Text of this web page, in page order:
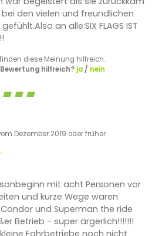
den vielen und freundlichen
an alle:SIX FLAGS IST
diese Meinung hilfreich.
hilfreich? ja/ nein
Dezember 2019 oder früher
mit acht Personen vor
und kurze Wege waren
und Superman the ride
Betrieb - super ärgerlich!!!!!!!
Fahrbetriebe noch nicht